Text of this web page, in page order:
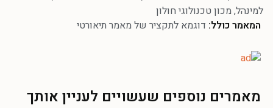
למינהל,מכון טכנולוגי חולון
המאמר כולל: דוגמא לתקציר של מאמר תיאורטי
מאמרים נוספים שעשויים לעניין אותך